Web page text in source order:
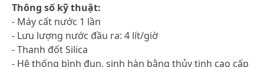
Thông số kỹ thuật:
- Máy cất nước 1 lần
- Lưu lượng nước đầu ra: 4 lít/giờ
- Thanh đốt Silica
- Hệ thống bình đun, sinh hàn bằng thủy tinh cao cấp